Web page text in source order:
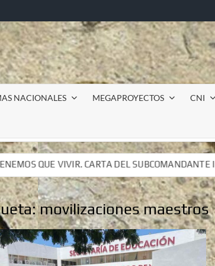
NACIONALES MEGAPROYECTOS CNI
INSURGENTE MOISÉS A LUIS DE
INSURGENTE MOISÉS A LUIS
movilizaciones maestros